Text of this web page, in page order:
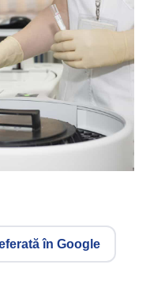
în Google